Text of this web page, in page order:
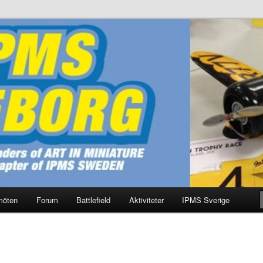
Forum Battlefield Aktiviteter IPMS Sverige